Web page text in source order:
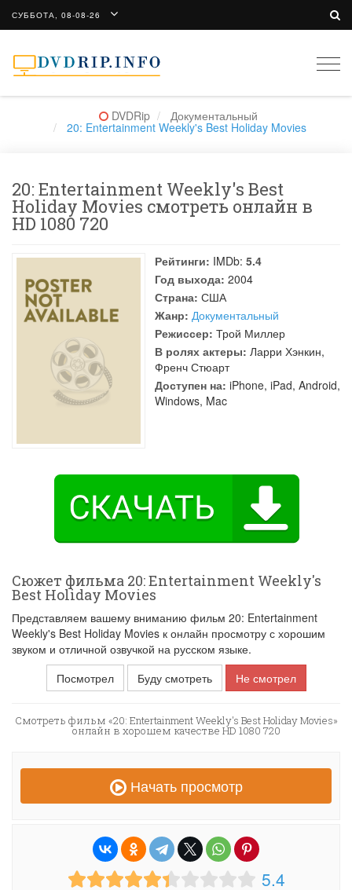
СУББОТА, 08-08-26
DVDRip Документальный
20: Entertainment Weekly's Best Holiday Movies
20: Entertainment Weekly's Best
Holiday Movies смотреть онлайн в
HD 1080 720
Рейтинги: IMDb: 5.4
Год выхода: 2004
Страна: США
Жанр: Документальный
Режиссер: Трой Миллер
В ролях актеры: Ларри Хэнкин,
Френч Стюарт
Доступен на: iPhone, iPad, Android,
Windows, Mac
Сюжет фильма 20: Entertainment Weekly's
Best Holiday Movies
Представляем вашему вниманию фильм 20: Entertainment
Weekly's Best Holiday Movies к онлайн просмотру с хорошим
звуком и отличной озвучкой на русском языке.
Посмотрел
Буду смотреть Не смотрел
Смотреть фильм «20: Entertainment Weekly's Best Holiday Movies»
онлайн в хорошем качестве HD 1080 720
Начать просмотр
5.4